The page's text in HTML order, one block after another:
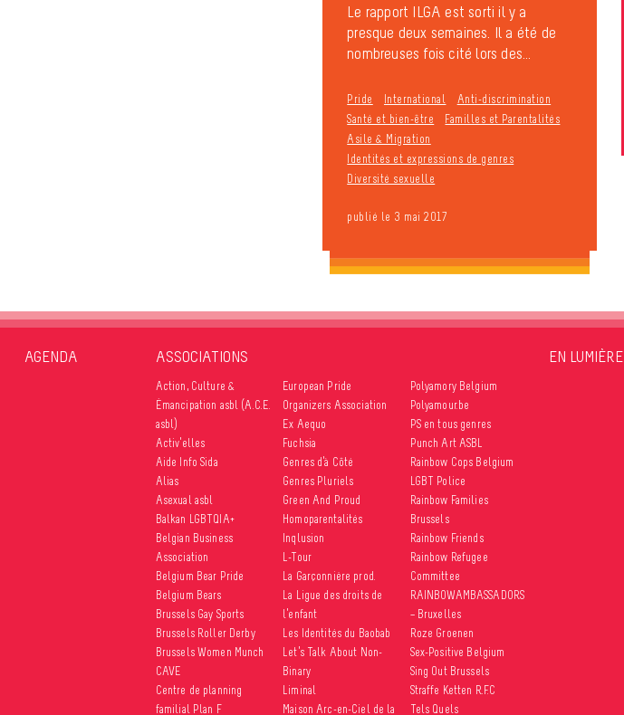
Le rapport ILGA est sorti il y a
presque deux semaines. Il a été de
nombreuses fois cité lors des...
Pride International
Anti-discrimination
Santé et bien-être
Familles et Parentalités
Asile & Migration
Identités et expressions de genres
Diversité sexuelle
publié le 3 mai 2017
AGENDA ASSOCIATIONS
Action, Culture &
Émancipation asbl (A.C.E.
asbl)
Activ’elles
Aide Info Sida
Alias
Asexual asbl
Balkan LGBTQIA+
Belgian Business
Association
Belgium Bear Pride
Belgium Bears
Brussels Gay Sports
Brussels Roller Derby
Brussels Women Munch
CAVE
Centre de planning
familial Plan F
European Pride
Organizers Association
Ex Aequo
Fuchsia
Genres d’à Côté
Genres Pluriels
Green And Proud
Homoparentalités
Inqlusion
L-Tour
La Garçonnière prod.
La Ligue des droits de
l’enfant
Les Identités du Baobab
Let’s Talk About Non-
Binary
Liminal
Maison Arc-en-Ciel de la
Polyamory Belgium
Polyamour.be
PS en tous genres
Punch Art ASBL
Rainbow Cops Belgium
LGBT Police
Rainbow Families
Brussels
Rainbow Friends
Rainbow Refugee
Committee
RAINBOWAMBASSADORS
– Bruxelles
Roze Groenen
Sex-Positive Belgium
Sing Out Brussels
Straffe Ketten R.F.C
Tels Quels
EN LUMIÈRE